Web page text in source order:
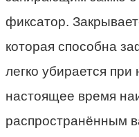
фиксатор.
которая способна
легко убирается
настоящее время
распространённым